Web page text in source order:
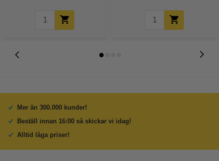
Mer än 300.000 kunder!
Beställ innan 16:00 så skickar vi idag!
Alltid låga priser!